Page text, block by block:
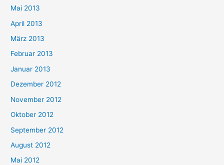
Mai 2013
April 2013
März 2013
Februar 2013
Januar 2013
Dezember 2012
November 2012
Oktober 2012
September 2012
August 2012
Mai 2012